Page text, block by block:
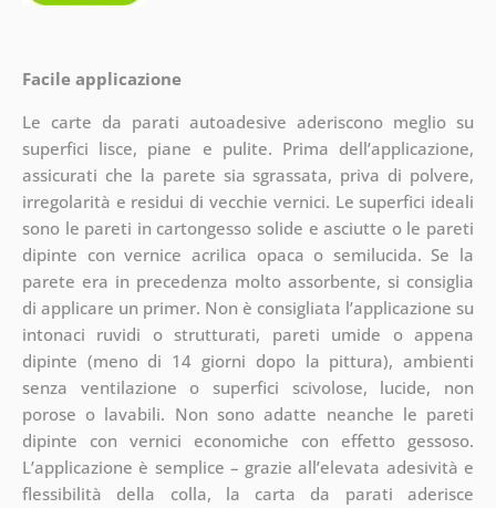
Facile applicazione
Le carte da parati autoadesive aderiscono meglio su
superfici lisce, piane e pulite. Prima dell’applicazione,
assicurati che la parete sia sgrassata, priva di polvere,
irregolarità e residui di vecchie vernici. Le superfici ideali
sono le pareti in cartongesso solide e asciutte o le pareti
dipinte con vernice acrilica opaca o semilucida. Se la
parete era in precedenza molto assorbente, si consiglia
di applicare un primer. Non è consigliata l’applicazione su
intonaci ruvidi o strutturati, pareti umide o appena
dipinte (meno di 14 giorni dopo la pittura), ambienti
senza ventilazione o superfici scivolose, lucide, non
porose o lavabili. Non sono adatte neanche le pareti
dipinte con vernici economiche con effetto gessoso.
L’applicazione è semplice – grazie all’elevata adesività e
flessibilità della colla, la carta da parati aderisce